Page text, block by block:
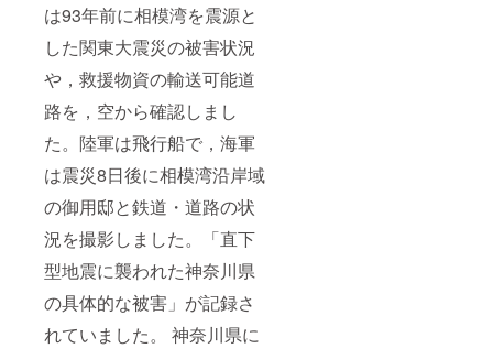
は93年前に相模湾を震源と
した関東大震災の被害状況
や，救援物資の輸送可能道
路を，空から確認しまし
た。陸軍は飛行船で，海軍
は震災8日後に相模湾沿岸域
の御用邸と鉄道・道路の状
況を撮影しました。「直下
型地震に襲われた神奈川県
の具体的な被害」が記録さ
れていました。 神奈川県に